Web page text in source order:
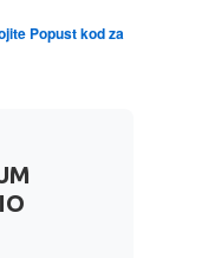
Popust kod za